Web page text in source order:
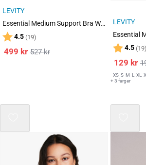
LEVITY
Essential Medium Support Bra White/Grey/Black 3-PACK
Karakter:
4.5 (19)
527kr
499 kr
LEVITY
Karakter:
4.5(19)
129 kr
XS S M L XL
+ 3 farger